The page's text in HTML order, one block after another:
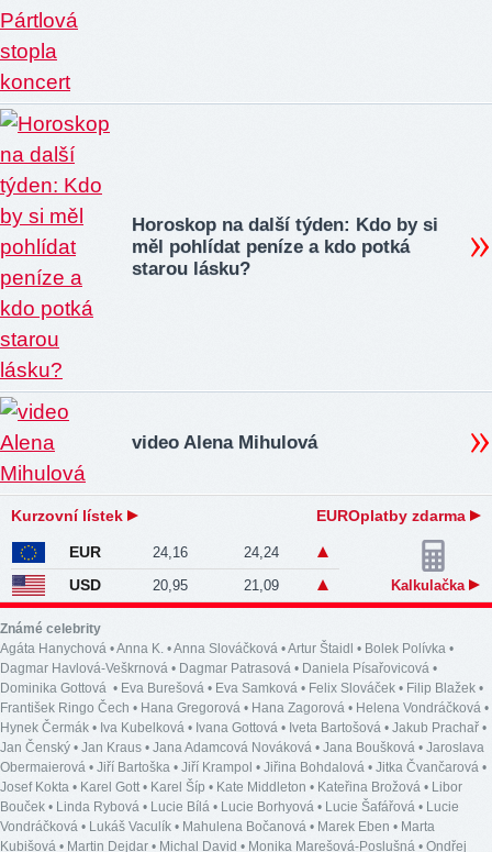
Horoskop na další týden: Kdo by si
měl pohlídat peníze a kdo potká
starou lásku?
video Alena Mihulová
Kurzovní lístek EUROplatby zdarma
EUR 24,16 24,24
USD 20,95 21,09 Kalkulačka
Známé celebrity
Agáta Hanychová •Anna K. •Anna Slováčková •Artur Štaidl • Bolek Polívka •
Dagmar Havlová-Veškrnová • Dagmar Patrasová • Daniela Písařovicová •
Dominika Gottová • Eva Burešová • Eva Samková • Felix Slováček • Filip Blažek •
František Ringo Čech • Hana Gregorová • Hana Zagorová • Helena Vondráčková •
Hynek Čermák • Iva Kubelková • Ivana Gottová • Iveta Bartošová • Jakub Prachař •
Jan Čenský • Jan Kraus • Jana Adamcová Nováková • Jana Boušková • Jaroslava
Obermaierová • Jiří Bartoška • Jiří Krampol • Jiřina Bohdalová • Jitka Čvančarová •
Josef Kokta • Karel Gott• Karel Šíp • Kate Middleton • Kateřina Brožová • Libor
Bouček • Linda Rybová • Lucie Bílá • Lucie Borhyová • Lucie Šafářová • Lucie
Vondráčková • Lukáš Vaculík • Mahulena Bočanová • Marek Eben • Marta
Kubišová • Martin Dejdar • Michal David • Monika Marešová-Poslušná • Ondřej